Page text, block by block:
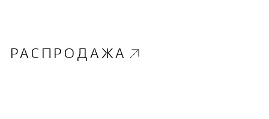
РАСПРОДАЖА